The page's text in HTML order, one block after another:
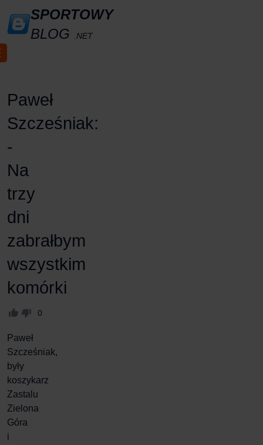
SPORTOWY
BLOG
.NET
Paweł
Szcześniak:
-
Na
trzy
dni
zabrałbym
wszystkim
komórki
0
Paweł
Szcześniak,
były
koszykarz
Zastalu
Zielona
Góra
i